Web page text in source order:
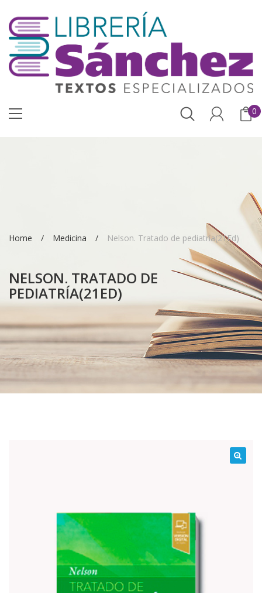
0
Home Medicina Nelson. Tratado de pediatría(21Ed)
NELSON. TRATADO DE
PEDIATRÍA(21ED)